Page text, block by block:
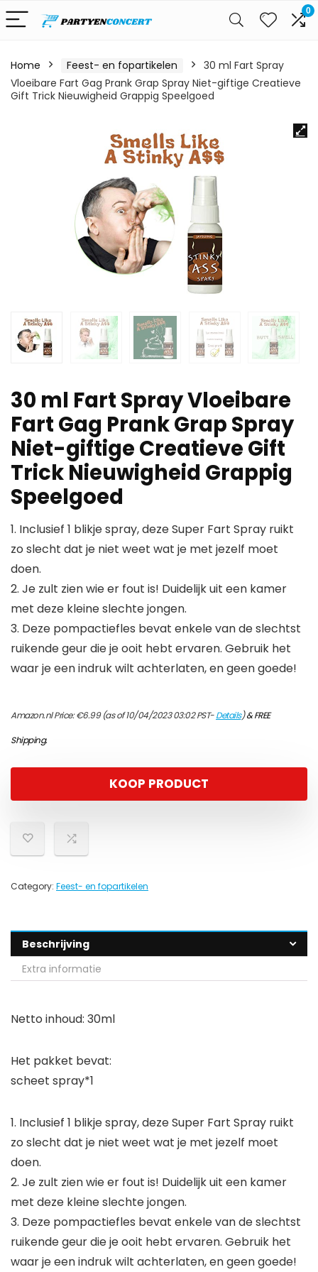
0
Home Feest- en fopartikelen
30 ml Fart Spray
Vloeibare Fart Gag Prank Grap Spray Niet-giftige Creatieve
Gift Trick Nieuwigheid Grappig Speelgoed
30 ml Fart Spray Vloeibare
Fart Gag Prank Grap Spray
Niet-giftige Creatieve Gift
Trick Nieuwigheid Grappig
Speelgoed
1. Inclusief 1 blikje spray, deze Super Fart Spray ruikt
zo slecht dat je niet weet wat je met jezelf moet
doen.
2. Je zult zien wie er fout is! Duidelijk uit een kamer
met deze kleine slechte jongen.
3. Deze pompactiefles bevat enkele van de slechtst
ruikende geur die je ooit hebt ervaren. Gebruik het
waar je een indruk wilt achterlaten, en geen goede!
Amazon.nl Price:€6.99(as of 10/04/2023 03:02 PST-Details)&FREE
Shipping.
KOOP PRODUCT
Category: Feest- en fopartikelen
Beschrijving
Extra informatie
Netto inhoud: 30ml
Het pakket bevat:
scheet spray*1
1. Inclusief 1 blikje spray, deze Super Fart Spray ruikt
zo slecht dat je niet weet wat je met jezelf moet
doen.
2. Je zult zien wie er fout is! Duidelijk uit een kamer
met deze kleine slechte jongen.
3. Deze pompactiefles bevat enkele van de slechtst
ruikende geur die je ooit hebt ervaren. Gebruik het
waar je een indruk wilt achterlaten, en geen goede!